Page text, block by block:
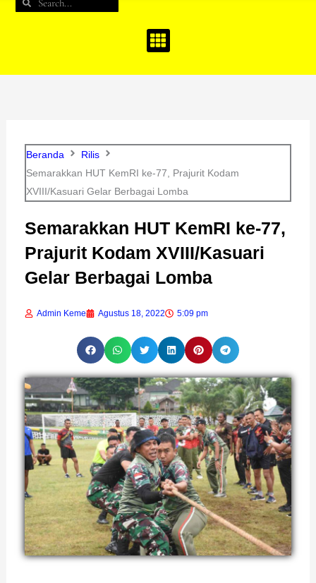
Beranda
Rilis
Semarakkan HUT KemRI ke-77, Prajurit Kodam
XVIII/Kasuari Gelar Berbagai Lomba
Semarakkan HUT KemRI ke-77,
Prajurit Kodam XVIII/Kasuari
Gelar Berbagai Lomba
Admin Keme Agustus 18, 2022 5:09 pm